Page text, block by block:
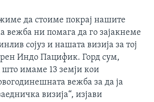
да стоиме покрај нашите
вежба ни помага да го зајакнеме
сојуз и нашата визија за тој
Индо Пацифик. Горд сум,
што имаме 13 земји кои
вежба за да ја
визија“, изјави